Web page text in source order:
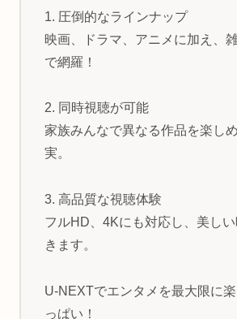
1. 圧倒的なラインナップ
映画、ドラマ、アニメに加え、
で網羅！
2. 同時視聴が可能
家族みんなで異なる作品を楽し
実。
3. 高品質な視聴体験
フルHD、4Kにも対応し、美し
きます。
U-NEXTでエンタメを最大限に
っぱい！